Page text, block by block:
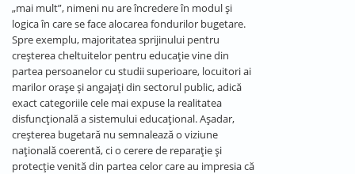
„mai mult”, nimeni nu are încredere în modul și
logica în care se face alocarea fondurilor bugetare.
Spre exemplu, majoritatea sprijinului pentru
creșterea cheltuitelor pentru educație vine din
partea persoanelor cu studii superioare, locuitori ai
marilor orașe și angajați din sectorul public, adică
exact categoriile cele mai expuse la realitatea
disfuncțională a sistemului educațional. Așadar,
creșterea bugetară nu semnalează o viziune
națională coerentă, ci o cerere de reparație și
protecție venită din partea celor care au impresia că